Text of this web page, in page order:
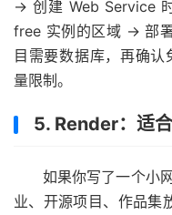
→ 创建 Web Service
free 实例的区域 → 部
目需要数据库，再确
量限制。
5. Render：适
如果你写了一个小
业、开源项目、作品集